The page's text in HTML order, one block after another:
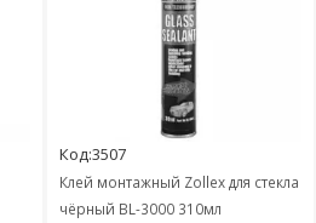
Код:3507
Клей монтажный Zollex для стекла
чёрный BL-3000 310мл